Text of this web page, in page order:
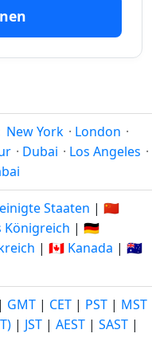
in
in
01.10.26
02.10.26
03.10.26
New York · London ·
· Dubai · Los Angeles ·
Staaten | 🇨🇳
Königreich | 🇩🇪
| 🇨🇦 Kanada | 🇦🇺
| GMT | CET | PST | MST
| JST | AEST | SAST |